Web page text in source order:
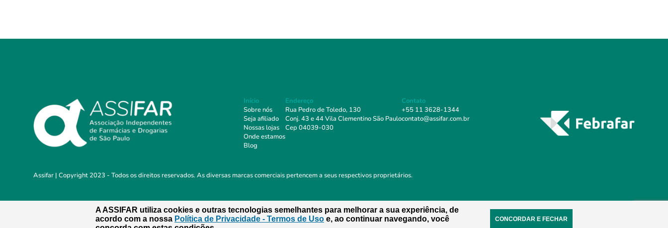
Início
Sobre nós
Seja afiliado
Nossas lojas
Onde estamos
Blog
Endereço
Rua Pedro de Toledo, 130
Conj. 43 e 44 Vila Clementino São Paulo
Cep 04039-030
Contato
+55 11 3628-1344
contato@assifar.com.br
Assifar | Copyright 2023 - Todos os direitos reservados. As diversas marcas comerciais pertencem a seus respectivos proprietários.
A ASSIFAR utiliza cookies e outras tecnologias semelhantes para melhorar a sua experiência, de
acordo com a nossa Política de Privacidade - Termos de Uso e, ao continuar navegando, você
CONCORDAR E FECHAR